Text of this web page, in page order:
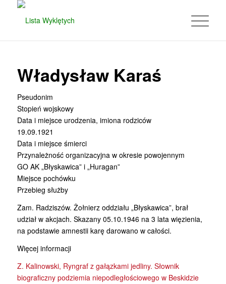
Władysław Karaś
Pseudonim
Stopień wojskowy
Data i miejsce urodzenia, imiona rodziców
19.09.1921
Data i miejsce śmierci
Przynależność organizacyjna w okresie powojennym
GO AK „Błyskawica” i „Huragan”
Miejsce pochówku
Przebieg służby
Zam. Radziszów. Żołnierz oddziału „Błyskawica”, brał
udział w akcjach. Skazany 05.10.1946 na 3 lata więzienia,
na podstawie amnestii karę darowano w całości.
Więcej informacji
Z. Kalinowski, Ryngraf z gałązkami jedliny. Słownik
biograficzny podziemia niepodległościowego w Beskidzie